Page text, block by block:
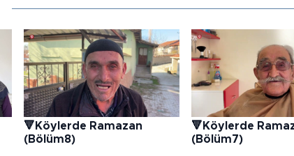
🔻Köylerde Ramazan
(Bölüm8)
🔻Köylerde
(Bölüm7)